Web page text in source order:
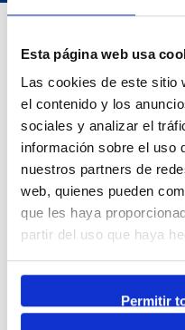
Esta página web usa
Las cookies de este sitio
el contenido y los
sociales y analizar el
información sobre el uso
nuestros partners de
web, quienes pueden
que les haya
partir del uso que haya
Permitir
Dirección
Passeig de
Teléfono de
977 259 400
Emergencias
(+34) 900 229 900
Servicio de